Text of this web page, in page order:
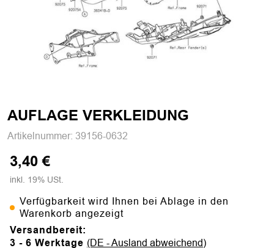
AUFLAGE VERKLEIDUNG
Artikelnummer: 39156-0632
3,40 €
inkl. 19% USt.
Verfügbarkeit wird Ihnen bei Ablage in den
Warenkorb angezeigt
Versandbereit:
3 - 6 Werktage (DE - Ausland abweichend)